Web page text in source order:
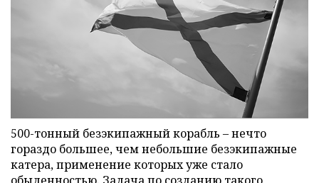
500-тонный безэкипажный корабль – нечто
гораздо большее, чем небольшие безэкипажные
катера, применение которых уже стало
обыденностью. Задача по созданию такого